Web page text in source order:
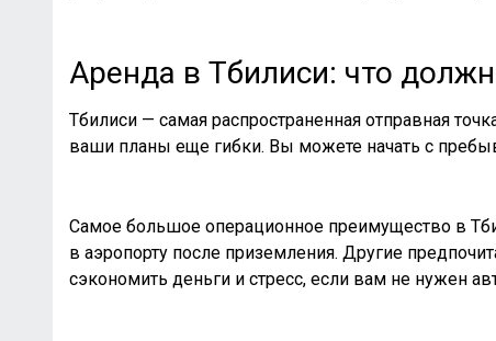
Аренда в Тбилиси: что
Тбилиси — самая распространенная отправная
ваши планы еще гибки. Вы можете начать с
Самое большое операционное преимущество в
в аэропорту после приземления. Другие
сэкономить деньги и стресс, если вам не нужен